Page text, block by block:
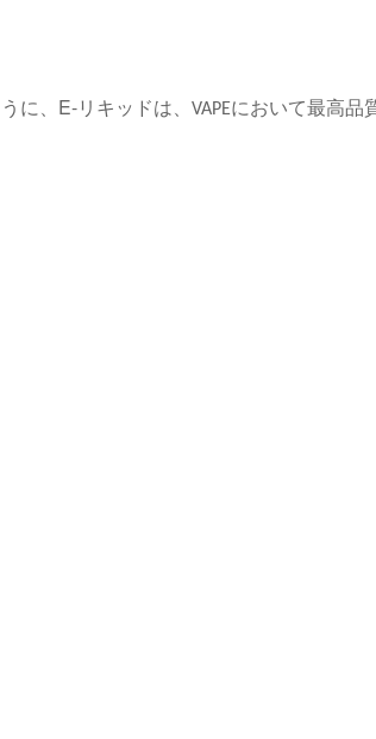
に、 E-リキッドは、 VAPEにおいて最高品